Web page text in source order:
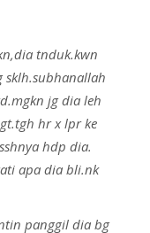
tnduk.kwn
jg dia leh
hr x lpr ke
hdp dia.
apa dia bli.nk
panggil dia bg